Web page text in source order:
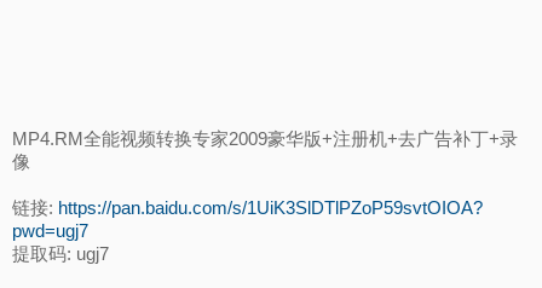
MP4.RM全能视频转换专家2009豪华版+注册机+去广告补丁+录
像
链接: https://pan.baidu.com/s/1UiK3SlDTlPZoP59svtOIOA?
pwd=ugj7
提取码: ugj7